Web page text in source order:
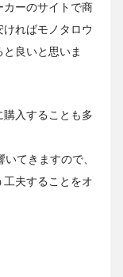
カーのサイトで商
ればモノタロウ
良いと思いま
入することも多
てきますので、
夫することをオ